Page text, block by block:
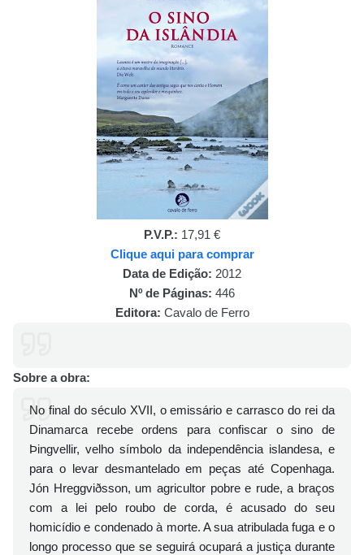
P.V.P.: 17,91 €
Clique aqui para comprar
Data de Edição: 2012
Nº de Páginas: 446
Editora: Cavalo de Ferro
Sobre a obra:
No final do século XVII, o emissário e carrasco do rei da
Dinamarca recebe ordens para confiscar o sino de
Þingvellir, velho símbolo da independência islandesa, e
para o levar desmantelado em peças até Copenhaga.
Jón Hreggviðsson, um agricultor pobre e rude, a braços
com a lei pelo roubo de corda, é acusado do seu
homicídio e condenado à morte. A sua atribulada fuga e o
longo processo que se seguirá ocupará a justiça durante